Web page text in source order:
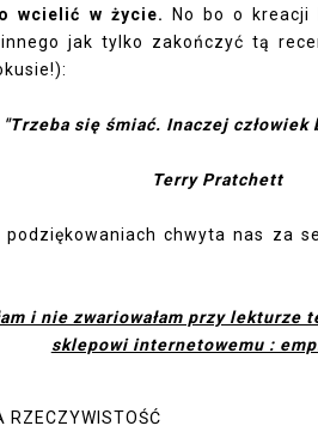
wcielić w życie.
No bo o kreacji
jak tylko zakończyć tą
"Trzeba się śmiać. Inaczej człowiek
Terry Pratchett
chwyta nas za
i nie zwariowałam przy
sklepowi internetowemu :
RZECZYWISTOŚĆ